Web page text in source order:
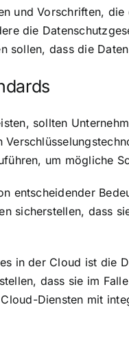
und Vorschriften,
die
sollen, dass die
sollten
um mögliche
entscheidender
sicherstellen, dass
in der Cloud ist die
dass sie im
Diensten mit